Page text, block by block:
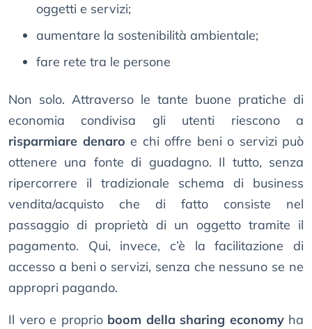
oggetti e servizi;
aumentare la sostenibilità ambientale;
fare rete tra le persone
Non solo. Attraverso le tante buone pratiche di
economia condivisa gli utenti riescono a
risparmiare denaro e chi offre beni o servizi può
ottenere una fonte di guadagno. Il tutto, senza
ripercorrere il tradizionale schema di business
vendita/acquisto che di fatto consiste nel
passaggio di proprietà di un oggetto tramite il
pagamento. Qui, invece, c’è la facilitazione di
accesso a beni o servizi, senza che nessuno se ne
appropri pagando.
Il vero e proprio boom della sharing economyha